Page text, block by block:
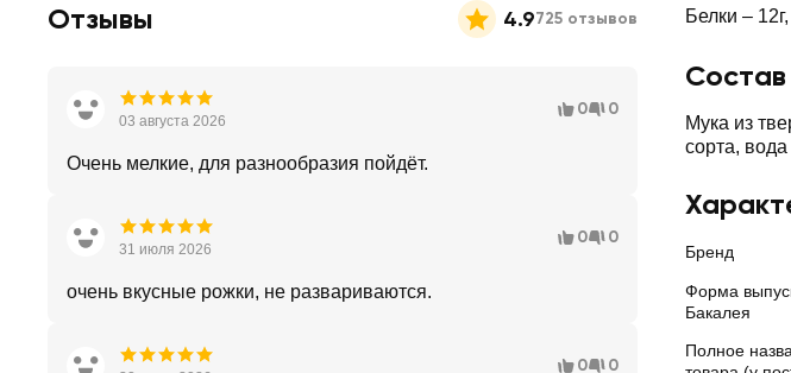
Белки –
Состав
Мука из
сорта,
Бренд
Форма
Бакалея
Полное
Отзывы 4.9725 отзывов
03 августа 2026
0 0
Очень мелкие, для разнообразия пойдёт.
31 июля 2026
0 0
очень вкусные рожки, не развариваются.
0 0